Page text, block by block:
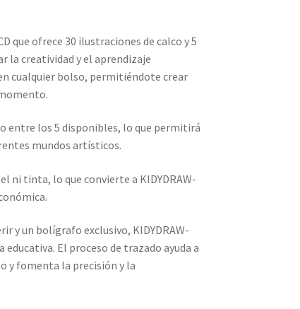
que ofrece 30 ilustraciones de calco y 5
la creatividad y el aprendizaje
cualquier bolso, permitiéndote crear
entre los 5 disponibles, lo que permitirá
mundos artísticos.
ni tinta, lo que convierte a KIDYDRAW-
y un bolígrafo exclusivo, KIDYDRAW-
El proceso de trazado ayuda a
y fomenta la precisión y la